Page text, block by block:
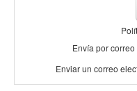
Envía por
Enviar un correo